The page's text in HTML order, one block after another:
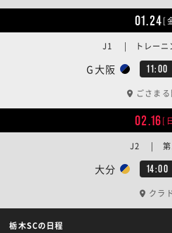
01.24[
G大阪 11:00
J1 | トレーニ
ごさま
02.16[
大分 14:00
J2 | 第
クラ
栃木SCの日程